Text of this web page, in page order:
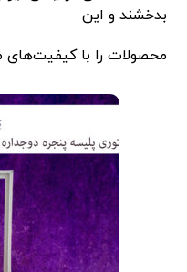
بدخشند و این
محصولات را با کیفیت‌های